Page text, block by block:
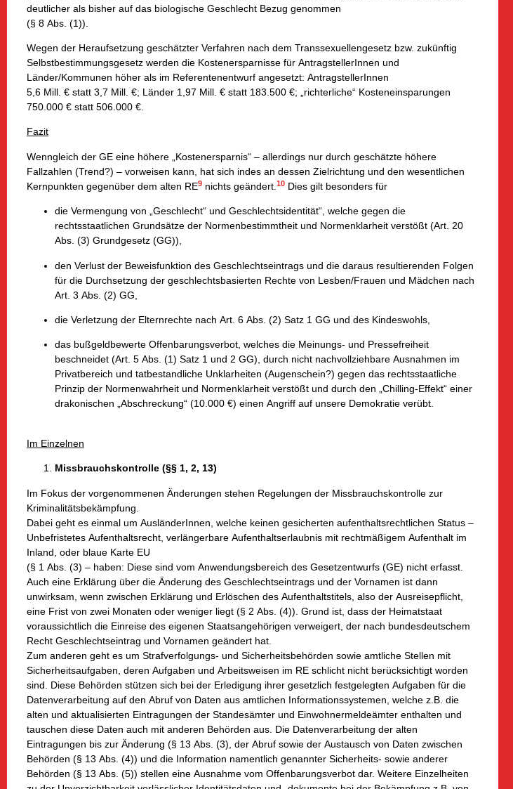
deutlicher als bisher auf das biologische Geschlecht Bezug genommen
(§ 8 Abs. (1)).
Wegen der Heraufsetzung geschätzter Verfahren nach dem Transsexuellengesetz bzw. zukünftig
Selbstbestimmungsgesetz werden die Kostenersparnisse für AntragstellerInnen und
Länder/Kommunen höher als im Referentenentwurf angesetzt: AntragstellerInnen
5,6 Mill. € statt 3,7 Mill. €; Länder 1,97 Mill. € statt 183.500 €; „richterliche“ Kosteneinsparungen
750.000 € statt 506.000 €.
Fazit
Wenngleich der GE eine höhere „Kostenersparnis“ – allerdings nur durch geschätzte höhere
Fallzahlen (Trend?) – vorweisen kann, hat sich indes an dessen Zielrichtung und den wesentlichen
Kernpunkten gegenüber dem alten RE9 nichts geändert. 10 Dies gilt besonders für
die Vermengung von „Geschlecht“ und Geschlechtsidentität“, welche gegen die
rechtsstaatlichen Grundsätze der Normenbestimmtheit und Normenklarheit verstößt (Art. 20
Abs. (3) Grundgesetz (GG)),
den Verlust der Beweisfunktion des Geschlechtseintrags und die daraus resultierenden Folgen
für die Durchsetzung der geschlechtsbasierten Rechte von Lesben/Frauen und Mädchen nach
Art. 3 Abs. (2) GG,
die Verletzung der Elternrechte nach Art. 6 Abs. (2) Satz 1 GG und des Kindeswohls,
das bußgeldbewerte Offenbarungsverbot, welches die Meinungs- und Pressefreiheit
beschneidet (Art. 5 Abs. (1) Satz 1 und 2 GG), durch nicht nachvollziehbare Ausnahmen im
Privatbereich und tatbestandliche Unklarheiten (Augenschein?) gegen das rechtsstaatliche
Prinzip der Normenwahrheit und Normenklarheit verstößt und durch den „Chilling-Effekt“ einer
drakonischen „Abschreckung“ (10.000 €) einen Angriff auf unsere Demokratie verübt.
Im Einzelnen
Missbrauchskontrolle (§§ 1, 2, 13)
Im Fokus der vorgenommenen Änderungen stehen Regelungen der Missbrauchskontrolle zur
Kriminalitätsbekämpfung.
Dabei geht es einmal um AusländerInnen, welche keinen gesicherten aufenthaltsrechtlichen Status –
Unbefristetes Aufenthaltsrecht, verlängerbare Aufenthaltserlaubnis mit rechtmäßigem Aufenthalt im
Inland, oder blaue Karte EU
(§ 1 Abs. (3) – haben: Diese sind vom Anwendungsbereich des Gesetzentwurfs (GE) nicht erfasst.
Auch eine Erklärung über die Änderung des Geschlechtseintrags und der Vornamen ist dann
unwirksam, wenn zwischen Erklärung und Erlöschen des Aufenthaltstitels, also der Ausreisepflicht,
eine Frist von zwei Monaten oder weniger liegt (§ 2 Abs. (4)). Grund ist, dass der Heimatstaat
voraussichtlich die Einreise des eigenen Staatsangehörigen verweigert, der nach bundesdeutschem
Recht Geschlechtseintrag und Vornamen geändert hat.
Zum anderen geht es um Strafverfolgungs- und Sicherheitsbehörden sowie amtliche Stellen mit
Sicherheitsaufgaben, deren Aufgaben und Arbeitsweisen im RE schlicht nicht berücksichtigt worden
sind. Diese Behörden stützen sich bei der Erledigung ihrer gesetzlich festgelegten Aufgaben für die
Datenverarbeitung auf den Abruf von Daten aus amtlichen Informationssystemen, welche z.B. die
alten und aktualisierten Eintragungen der Standesämter und Einwohnermeldeämter enthalten und
tauschen diese Daten auch mit anderen Behörden aus. Die Datenverarbeitung der alten
Eintragungen bis zur Änderung (§ 13 Abs. (3), der Abruf sowie der Austausch von Daten zwischen
Behörden (§ 13 Abs. (4)) und die Information namentlich genannter Sicherheits- sowie anderer
Behörden (§ 13 Abs. (5)) stellen eine Ausnahme vom Offenbarungsverbot dar. Weitere Einzelheiten